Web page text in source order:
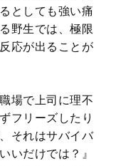
としても強い痛
野生では、極限
応が出ることが
場で上司に理不
フリーズしたり
それはサバイバ
いだけでは？』